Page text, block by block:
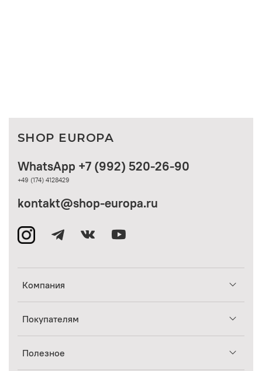
Компания
Покупателям
Полезное
WhatsApp +7 (992) 520-26-90
+49 (174) 4128429
kontakt@shop-europa.ru
SHOP EUROPA